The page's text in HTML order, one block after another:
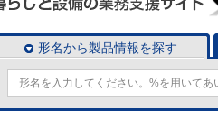
形名から製品情報を探す